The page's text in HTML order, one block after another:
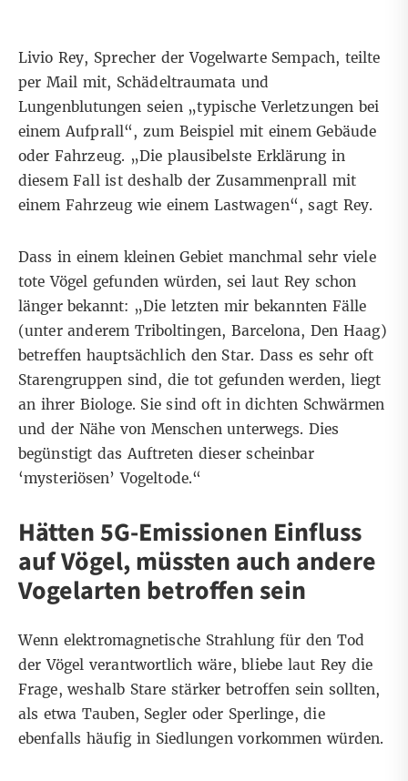
Livio Rey, Sprecher der Vogelwarte Sempach, teilte
per Mail mit, Schädeltraumata und
Lungenblutungen seien „typische Verletzungen bei
einem Aufprall“, zum Beispiel mit einem Gebäude
oder Fahrzeug. „Die plausibelste Erklärung in
diesem Fall ist deshalb der Zusammenprall mit
einem Fahrzeug wie einem Lastwagen“, sagt Rey.
Dass in einem kleinen Gebiet manchmal sehr viele
tote Vögel gefunden würden, sei laut Rey schon
länger bekannt: „Die letzten mir bekannten Fälle
(unter anderem Triboltingen, Barcelona, Den Haag)
betreffen hauptsächlich den Star. Dass es sehr oft
Starengruppen sind, die tot gefunden werden, liegt
an ihrer Biologe. Sie sind oft in dichten Schwärmen
und der Nähe von Menschen unterwegs. Dies
begünstigt das Auftreten dieser scheinbar
‘mysteriösen’ Vogeltode.“
Hätten 5G-Emissionen Einfluss
auf Vögel, müssten auch andere
Vogelarten betroffen sein
Wenn elektromagnetische Strahlung für den Tod
der Vögel verantwortlich wäre, bliebe laut Rey die
Frage, weshalb Stare stärker betroffen sein sollten,
als etwa Tauben, Segler oder Sperlinge, die
ebenfalls häufig in Siedlungen vorkommen würden.